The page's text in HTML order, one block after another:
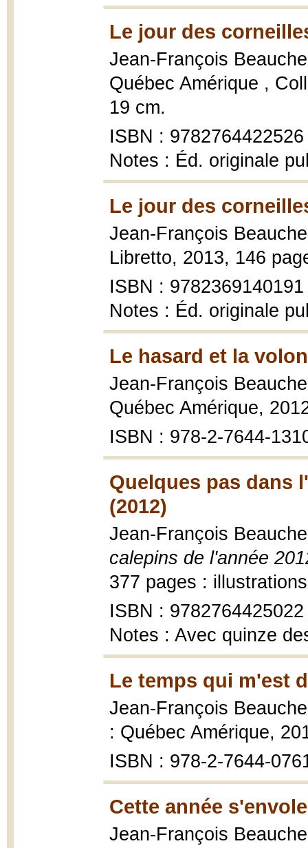
Le jour des
Jean-François
Québec Amérique ,
19 cm.
ISBN : 9782764422526
Notes : Éd. originale
Le jour des
Jean-François
Libretto, 2013, 146
ISBN : 9782369140191
Notes : Éd. originale
Le hasard et la
Jean-François
Québec Amérique,
ISBN : 978-2-7644-
Quelques pas dans
(2012)
Jean-François
calepins de l'année
377 pages :
ISBN : 9782764425022
Notes : Avec quinze
Le temps qui m'est
Jean-François
: Québec Amérique,
ISBN : 978-2-7644-
Cette année
Jean-François